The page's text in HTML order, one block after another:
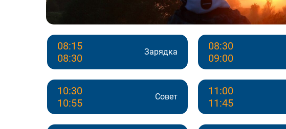
Зарядка
Совет
08:15
08:30
08:30
09:00
10:30
10:55
11:00
11:45